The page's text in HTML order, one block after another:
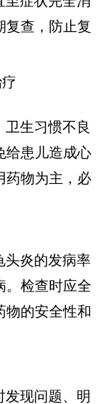
复查，防止复
卫生习惯不良
给患儿造成心
药物为主，必
头炎的发病率
。检查时应全
物的安全性和
现问题、明